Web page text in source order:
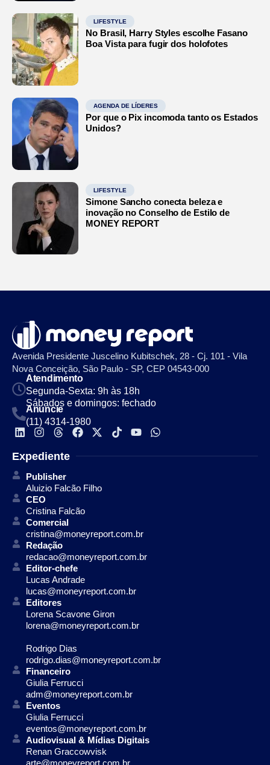
LIFESTYLE
No Brasil, Harry Styles escolhe Fasano
Boa Vista para fugir dos holofotes
AGENDA DE LÍDERES
Por que o Pix incomoda tanto os Estados
Unidos?
LIFESTYLE
Simone Sancho conecta beleza e
inovação no Conselho de Estilo de
MONEY REPORT
Avenida Presidente Juscelino Kubitschek, 28 - Cj. 101 - Vila
Nova Conceição, São Paulo - SP, CEP 04543-000
Atendimento
Segunda-Sexta: 9h às 18h
Sábados e domingos: fechado
Anuncie
(11) 4314-1980
Expediente
Publisher
Aluizio Falcão Filho
CEO
Cristina Falcão
Comercial
cristina@moneyreport.com.br
Redação
redacao@moneyreport.com.br
Editor-chefe
Lucas Andrade
lucas@moneyreport.com.br
Editores
Lorena Scavone Giron
lorena@moneyreport.com.br
Rodrigo Dias
rodrigo.dias@moneyreport.com.br
Financeiro
Giulia Ferrucci
adm@moneyreport.com.br
Eventos
Giulia Ferrucci
eventos@moneyreport.com.br
Audiovisual & Mídias Digitais
Renan Graccowvisk
arte@moneyreport.com.br